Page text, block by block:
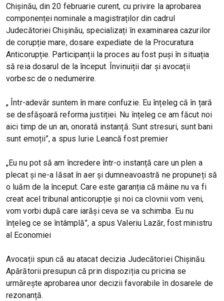
Chișinău, din 20 februarie curent, cu privire la aprobarea
componenței nominale a magistraților din cadrul
Judecătoriei Chișinău, specializați în examinarea cazurilor
de corupție mare, dosare expediate de la Procuratura
Anticorupție. Participanții la proces au fost puși în situația
să reia dosarul de la început. Învinuiții dar și avocații
vorbesc de o nedumerire.
„ Într-adevăr suntem în mare confuzie. Eu înțeleg că în țară
se desfășoară reforma justiției. Nu înțeleg ce am făcut noi
aici timp de un an, onorată instanță. Sunt stresuri, sunt bani
sunt emoții”, a spus Iurie Leancă fost premier
„Eu nu pot să am încredere într-o instanță care un plen a
plecat și ne-a lăsat în aer și dumneavoastră ne propuneți să
o luăm de la început. Care este garanția că mâine nu va fi
creat acel tribunal anticorupție și noi ca clovnii vom veni,
vom vorbi după care iarăși ceva se va schimba. Eu nu
înțeleg ce se întâmplă”, a spus Valeriu Lazăr, fost ministru
al Economiei
Avocații spun că au atacat decizia Judecătoriei Chișinău.
Apărătorii presupun că prin dispoziția cu pricina se
urmărește aprobarea unor decizii favorabile în dosarele de
rezonanță.